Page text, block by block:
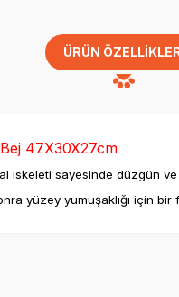
ÜRÜN
47X30X27cm
iskeleti sayesinde düzgün
yüzey yumuşaklığı için bir